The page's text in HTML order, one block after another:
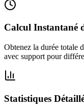
Calcul Instantané
Obtenez la durée totale
avec support pour
Statistiques